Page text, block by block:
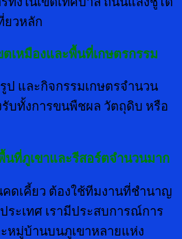
ยวหลัก
ตเหมืองและพื้นที่เกษตรกรรม
ป และกิจกรรมเกษตรจำนวน
รับทั้งการขนพืชผล วัตถุดิบ หรือ
นที่ภูเขาและรีสอร์ตจำนวนมาก
ดเคี้ยว ต้องใช้ทีมงานที่ชำนาญ
ะเทศ เรามีประสบการณ์การ
หมู่บ้านบนภูเขาหลายแห่ง